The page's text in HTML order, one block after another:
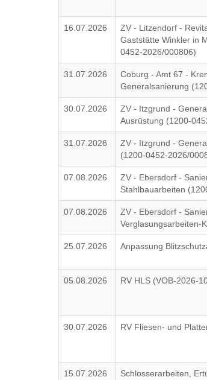
16.07.2026
ZV - Litzendorf -
Gaststätte Winkler in
0452-2026/000806)
31.07.2026
Coburg - Amt 67 -
Generalsanierung
30.07.2026
ZV - Itzgrund -
Ausrüstung (1200-
31.07.2026
ZV - Itzgrund -
(1200-0452-2026/
07.08.2026
ZV - Ebersdorf -
Stahlbauarbeiten
07.08.2026
ZV - Ebersdorf -
Verglasungsarbeiten-
25.07.2026 Anpassung
05.08.2026 RV HLS (VOB-2026-
30.07.2026 RV Fliesen- und
15.07.2026
Schlosserarbeiten,